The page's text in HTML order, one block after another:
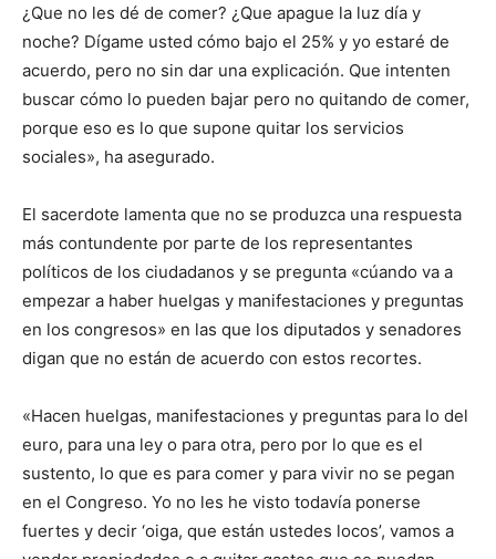
¿Que no les dé de comer? ¿Que apague la luz día y
noche? Dígame usted cómo bajo el 25% y yo estaré de
acuerdo, pero no sin dar una explicación. Que intenten
buscar cómo lo pueden bajar pero no quitando de comer,
porque eso es lo que supone quitar los servicios
sociales», ha asegurado.
El sacerdote lamenta que no se produzca una respuesta
más contundente por parte de los representantes
políticos de los ciudadanos y se pregunta «cúando va a
empezar a haber huelgas y manifestaciones y preguntas
en los congresos» en las que los diputados y senadores
digan que no están de acuerdo con estos recortes.
«Hacen huelgas, manifestaciones y preguntas para lo del
euro, para una ley o para otra, pero por lo que es el
sustento, lo que es para comer y para vivir no se pegan
en el Congreso. Yo no les he visto todavía ponerse
fuertes y decir ‘oiga, que están ustedes locos’, vamos a